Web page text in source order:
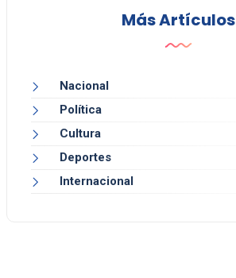
Más Artículos
Nacional
Política
Cultura
Deportes
Internacional